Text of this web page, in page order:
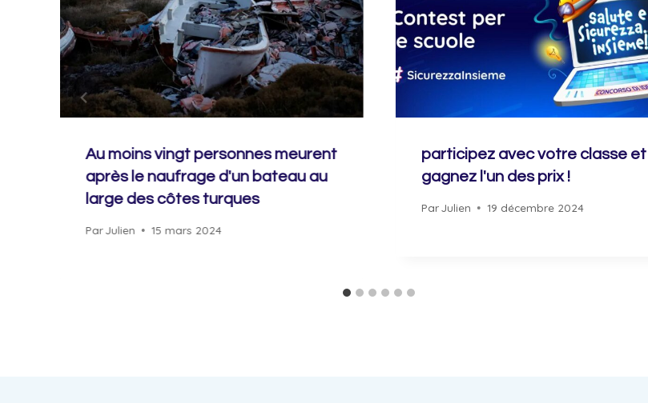
Au moins vingt personnes meurent
après le naufrage d'un bateau au
large des côtes turques
ParJulien 15 mars 2024
participez avec votre classe et
gagnez l'un des prix !
Par Julien 19 décembre 2024